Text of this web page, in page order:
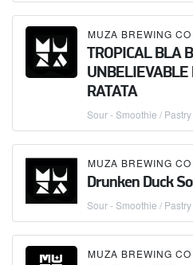
MUZA BREWING CO
TROPICAL BLA
UNBELIEVABLE
RATATA
Sour - Smoothie / Pastry
MUZA BREWING CO
Drunken Duck
Sour - Smoothie / Pastry
MUZA BREWING CO